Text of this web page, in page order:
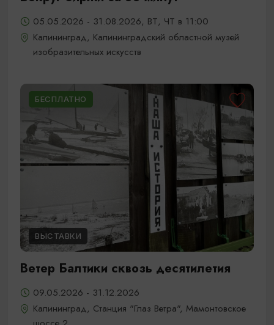
05.05.2026 - 31.08.2026, ВТ, ЧТ в 11:00
Калининград, Калининградский областной музей
изобразительных искусств
БЕСПЛАТНО
ВЫСТАВКИ
Ветер Балтики сквозь десятилетия
09.05.2026 - 31.12.2026
Калининград, Станция "Глаз Ветра", Мамонтовское